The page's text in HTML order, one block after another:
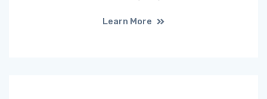
Learn More